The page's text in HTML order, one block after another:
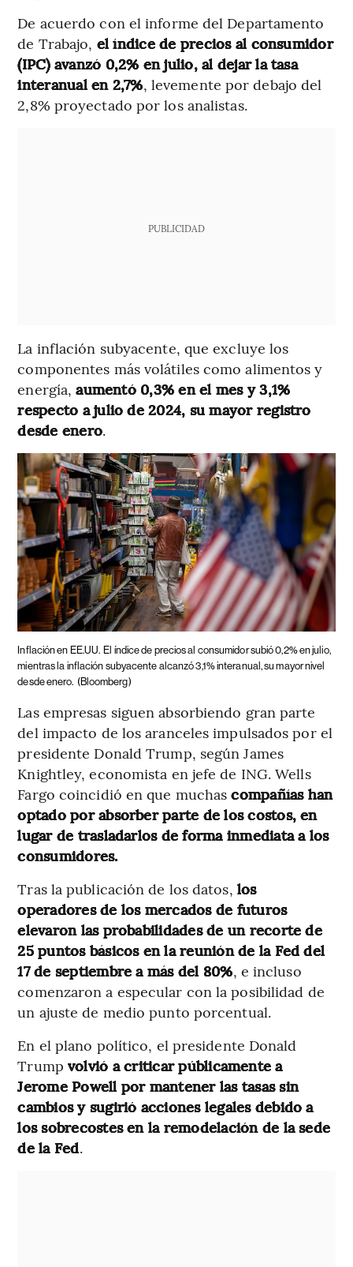
De acuerdo con el informe del Departamento
de Trabajo, el índice de precios al consumidor
(IPC) avanzó 0,2% en julio, al dejar la tasa
interanual en 2,7%, levemente por debajo del
2,8% proyectado por los analistas.
PUBLICIDAD
La inflación subyacente, que excluye los
componentes más volátiles como alimentos y
energía,aumentó 0,3% en el mes y 3,1%
respecto a julio de 2024, su mayor registro
desde enero.
Inflación en EE.UU. El índice de precios al consumidor subió 0,2% en julio,
mientras la inflación subyacente alcanzó 3,1% interanual, su mayor nivel
desde enero. (Bloomberg)
Las empresas siguen absorbiendo gran parte
del impacto de los aranceles impulsados por el
presidente Donald Trump, según James
Knightley, economista en jefe de ING. Wells
Fargo coincidió en que muchascompañías han
optado por absorber parte de los costos, en
lugar de trasladarlos de forma inmediata a los
consumidores.
Tras la publicación de los datos, los
operadores de los mercados de futuros
elevaron las probabilidades de un recorte de
25 puntos básicos en la reunión de la Fed del
17 de septiembre a más del 80%, e incluso
comenzaron a especular con la posibilidad de
un ajuste de medio punto porcentual.
En el plano político, el presidente Donald
Trump volvió a criticar públicamente a
Jerome Powell por mantener las tasas sin
cambios y sugirió acciones legales debido a
los sobrecostes en la remodelación de la sede
de la Fed.